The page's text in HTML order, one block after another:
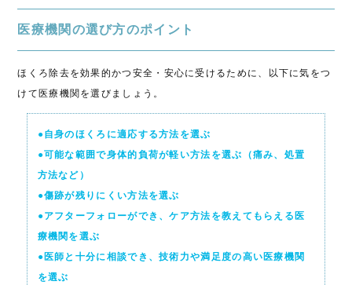
医療機関の選び方のポイント
ほくろ除去を効果的かつ安全・安心に受けるために、以下に気をつ
けて医療機関を選びましょう。
●自身のほくろに適応する方法を選ぶ
●可能な範囲で身体的負荷が軽い方法を選ぶ（痛み、処置
方法など）
●傷跡が残りにくい方法を選ぶ
●アフターフォローができ、ケア方法を教えてもらえる医
療機関を選ぶ
●医師と十分に相談でき、技術力や満足度の高い医療機関
を選ぶ